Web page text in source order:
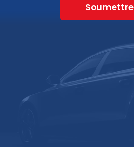
Soumettre